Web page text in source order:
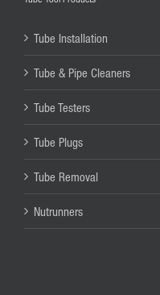
Tube Installation
Tube & Pipe Cleaners
Tube Testers
Tube Plugs
Tube Removal
Nutrunners